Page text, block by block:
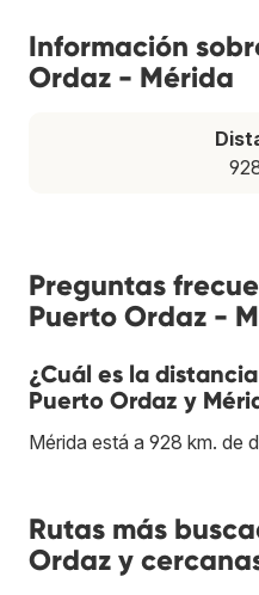
Información
Ordaz - Mérida
Preguntas
Puerto Ordaz -
¿Cuál es la
Puerto Ordaz y
Mérida está a 928 km. de
Rutas más
Ordaz y